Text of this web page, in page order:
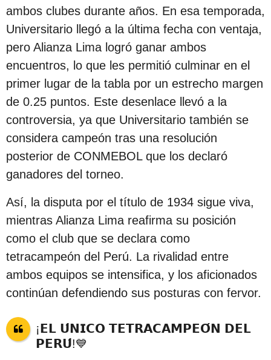
ambos clubes durante años. En esa temporada,
Universitario llegó a la última fecha con ventaja,
pero Alianza Lima logró ganar ambos
encuentros, lo que les permitió culminar en el
primer lugar de la tabla por un estrecho margen
de 0.25 puntos. Este desenlace llevó a la
controversia, ya que Universitario también se
considera campeón tras una resolución
posterior de CONMEBOL que los declaró
ganadores del torneo.
Así, la disputa por el título de 1934 sigue viva,
mientras Alianza Lima reafirma su posición
como el club que se declara como
tetracampeón del Perú. La rivalidad entre
ambos equipos se intensifica, y los aficionados
continúan defendiendo sus posturas con fervor.
¡𝗘𝗟 𝗨́𝗡𝗜𝗖𝗢 𝗧𝗘𝗧𝗥𝗔𝗖𝗔𝗠𝗣𝗘𝗢́𝗡 𝗗𝗘𝗟
𝗣𝗘𝗥𝗨́!💙